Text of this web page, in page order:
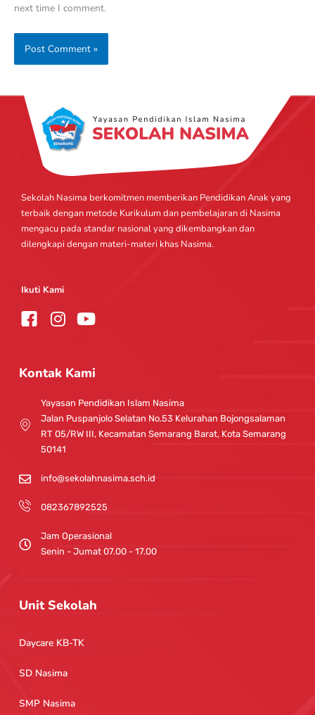
next time I comment.
Sekolah Nasima berkomitmen memberikan Pendidikan Anak yang
terbaik dengan metode Kurikulum dan pembelajaran di Nasima
mengacu pada standar nasional yang dikembangkan dan
dilengkapi dengan materi-materi khas Nasima.
Ikuti Kami
I
t
g
r
a
m
Y
t
b
e
Kontak Kami
Yayasan Pendidikan Islam Nasima
Jalan Puspanjolo Selatan No.53 Kelurahan Bojongsalaman
RT 05/RW III, Kecamatan Semarang Barat, Kota Semarang
50141
info@sekolahnasima.sch.id
082367892525
Jam Operasional
Senin - Jumat 07.00 - 17.00
Unit Sekolah
Daycare KB-TK
SD Nasima
SMP Nasima